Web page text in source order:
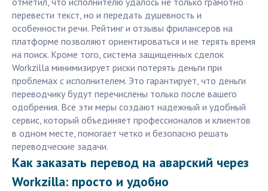
перевести текст, но и передать душевность и
особенности речи. Рейтинг и отзывы фрилансеров на
платформе позволяют ориентироваться и не терять время
на поиск. Кроме того, система защищенных сделок
Workzilla минимизирует риски потерять деньги при
проблемах с исполнителем. Это гарантирует, что деньги
переводчику будут перечислены только после вашего
одобрения. Все эти меры создают надежный и удобный
сервис, который объединяет профессионалов и клиентов
в одном месте, помогает четко и безопасно решать
переводческие задачи.
Как заказать перевод на аварский через
Workzilla: просто и удобно